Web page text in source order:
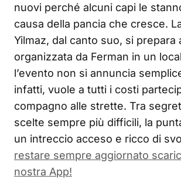
nuovi perché alcuni capi le
causa della pancia che cresce.
Yilmaz, dal canto suo, si prepara
organizzata da Ferman in un
l’evento non si annuncia
infatti, vuole a tutti i costi
compagno alle strette. Tra
scelte sempre più difficili, la
un intreccio acceso e ricco di
restare sempre aggiornato
nostra App!